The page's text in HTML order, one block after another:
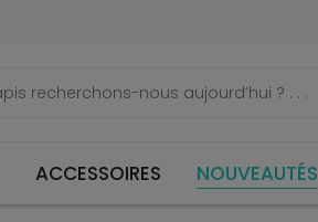
ACCESSOIRES NOUVEAUTÉS